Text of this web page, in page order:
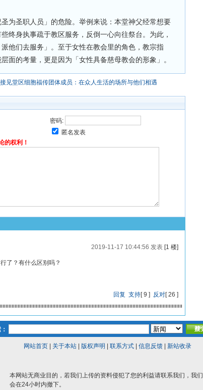
为圣职人员」的危险。举例来说：本堂神父经常想要
终身执事疏于教区服务，反倒一心向往祭台。为此，
他们去服务」。至于女性在教会里的角色，教宗指
面的考量，更是因为「女性具备慈母教会的形象」。
见堂区细胞福传团体成员：在众人生活的场所与他们相遇
密码:
匿名发表
的权利！
2019-11-17 10:44:56 发表[1 楼]
了？有什么区别吗？
回复 支持[9 ] 反对[26 ]
网站首页| 关于本站| 版权声明 联系方式| 信息反馈| 新站收录
本网站无商业目的，若我们上传的资料侵犯了您的利益请联系我们，我们
会在24小时内撤下。